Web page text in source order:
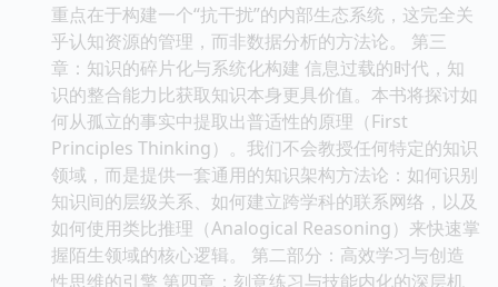
重点在于构建一个“抗干扰”的内部生态系统，这完全关
乎认知资源的管理，而非数据分析的方法论。 第三
章：知识的碎片化与系统化构建 信息过载的时代，知
识的整合能力比获取知识本身更具价值。本书将探讨如
何从孤立的事实中提取出普适性的原理（First
Principles Thinking）。我们不会教授任何特定的知识
领域，而是提供一套通用的知识架构方法论：如何识别
知识间的层级关系、如何建立跨学科的联系网络，以及
如何使用类比推理（Analogical Reasoning）来快速掌
握陌生领域的核心逻辑。 第二部分：高效学习与创造
性思维的引擎 第四章：刻意练习与技能内化的深层机